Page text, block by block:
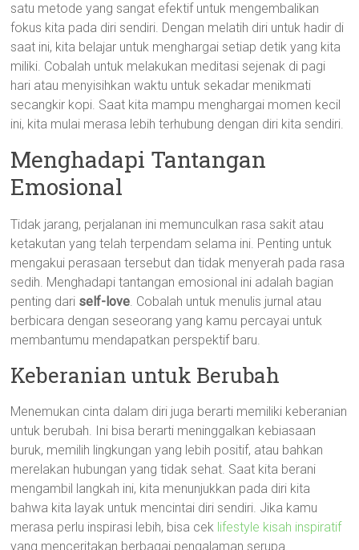
satu metode yang sangat efektif untuk mengembalikan
fokus kita pada diri sendiri. Dengan melatih diri untuk hadir di
saat ini, kita belajar untuk menghargai setiap detik yang kita
miliki. Cobalah untuk melakukan meditasi sejenak di pagi
hari atau menyisihkan waktu untuk sekadar menikmati
secangkir kopi. Saat kita mampu menghargai momen kecil
ini, kita mulai merasa lebih terhubung dengan diri kita sendiri.
Menghadapi Tantangan
Emosional
Tidak jarang, perjalanan ini memunculkan rasa sakit atau
ketakutan yang telah terpendam selama ini. Penting untuk
mengakui perasaan tersebut dan tidak menyerah pada rasa
sedih. Menghadapi tantangan emosional ini adalah bagian
penting dari self-love. Cobalah untuk menulis jurnal atau
berbicara dengan seseorang yang kamu percayai untuk
membantumu mendapatkan perspektif baru.
Keberanian untuk Berubah
Menemukan cinta dalam diri juga berarti memiliki keberanian
untuk berubah. Ini bisa berarti meninggalkan kebiasaan
buruk, memilih lingkungan yang lebih positif, atau bahkan
merelakan hubungan yang tidak sehat. Saat kita berani
mengambil langkah ini, kita menunjukkan pada diri kita
bahwa kita layak untuk mencintai diri sendiri. Jika kamu
merasa perlu inspirasi lebih, bisa cek lifestyle kisah inspiratif
yang menceritakan berbagai pengalaman serupa.